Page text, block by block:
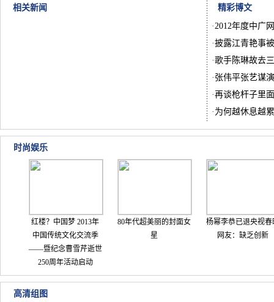
相关新闻
精彩博文
·2012年度中广
·披露江青艳事
·歌手陈琳故去
· 张伟平张艺谋
·再谈枪杆子里
· 为何越休息越
时尚娱乐
红楼？中国梦 2013年
中国传统文化交流季
——暨纪念曹雪芹逝世
250周年活动启动
80年代超美丽的封面女
星
杨幂李恭已退央视春
网友：缺乏创新
高清组图